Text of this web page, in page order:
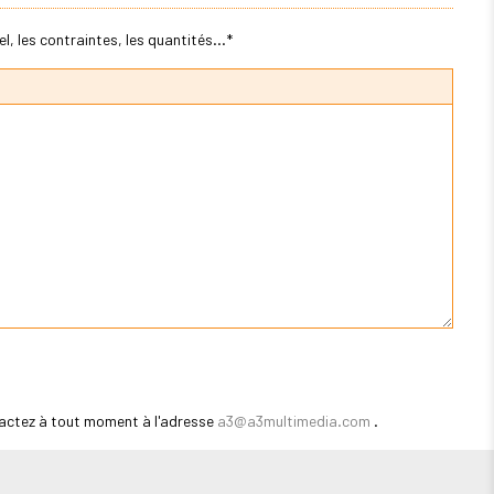
les contraintes, les quantités...*
à tout moment à l'adresse a3@a3multimedia.com .